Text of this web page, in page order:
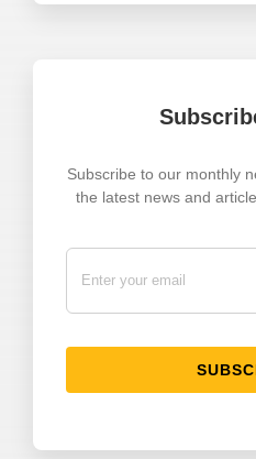
Subscribe to our monthly
the latest news and